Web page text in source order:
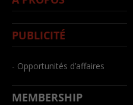
PUBLICITÉ
- Opportunités d’affaires
MEMBERSHIP